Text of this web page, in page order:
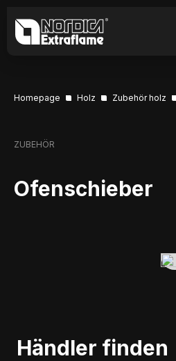
Homepage Holz Zubehör holz
ZUBEHÖR
Ofenschieber
Händler finden